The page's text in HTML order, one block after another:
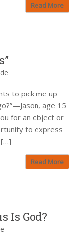
Read More
to pick me up
age 15
for an object or
to express
[…]
Read More
Is God?